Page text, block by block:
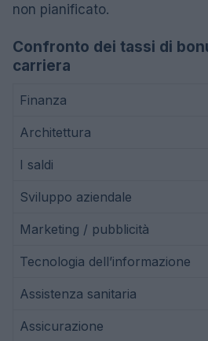
non pianificato.
Confronto dei tassi di
carriera
Finanza
Architettura
I saldi
Sviluppo aziendale
Marketing / pubblicità
Tecnologia dell’informazione
Assistenza sanitaria
Assicurazione